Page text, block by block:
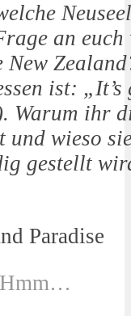
an
ist:
Warum ihr
und wieso
gestellt
Hmm…